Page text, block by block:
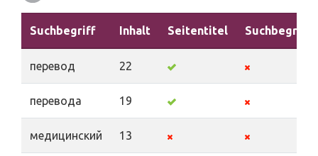
Suchbegriff Inhalt Seitentitel Suchbegriffe
перевод 22
перевода 19
медицинский 13